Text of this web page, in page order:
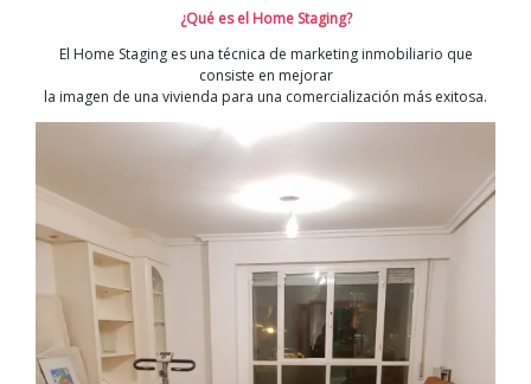
¿Qué es el Home Staging?
El Home Staging es una técnica de marketing inmobiliario que
consiste en mejorar
la imagen de una vivienda para una comercialización más exitosa.